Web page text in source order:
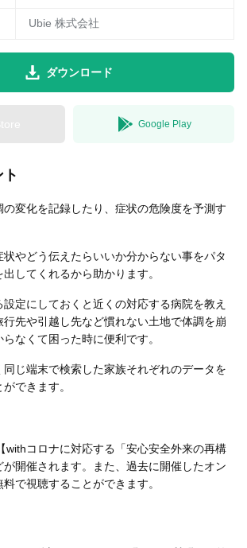
ム
Ubie 株式会社
ダウンロード
Google Play
の変化を記録したり、症状の危険度を予測す
状やどう伝えたらいいか分からない事をパタ
してくれるから助かります。
設定にしておくと近くの対応する病院を教え
行先や引越し先など慣れない土地で体調を崩
なくて困った時に便利です。
同じ端末で検索した家族それぞれのデータを
できます。
withコロナに対応する「安心安全外来の再構
開催されます。また、過去に開催したオン
で視聴することができます。